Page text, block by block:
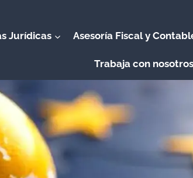
Jurídicas Asesoría Fiscal y
Trabaja con nosotros